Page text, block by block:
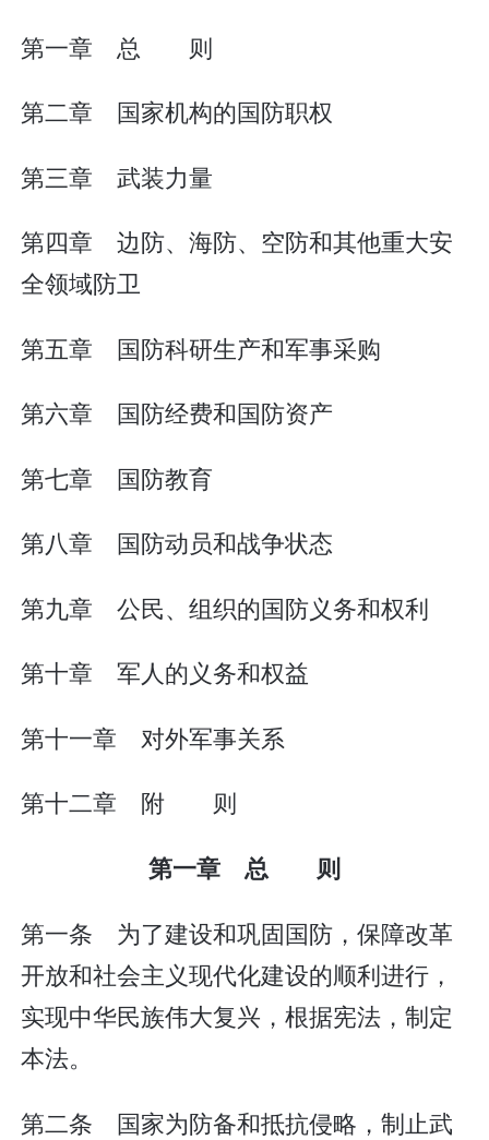
第一章 总 则
第二章 国家机构的国防职权
第三章 武装力量
第四章 边防、海防、空防和其他重大安
全领域防卫
第五章 国防科研生产和军事采购
第六章 国防经费和国防资产
第七章 国防教育
第八章 国防动员和战争状态
第九章 公民、组织的国防义务和权利
第十章 军人的义务和权益
第十一章 对外军事关系
第十二章 附 则
第一章 总 则
第一条 为了建设和巩固国防，保障改革
开放和社会主义现代化建设的顺利进行，
实现中华民族伟大复兴，根据宪法，制定
本法。
第二条 国家为防备和抵抗侵略，制止武